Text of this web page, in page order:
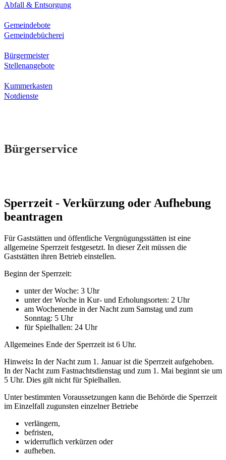
Abfall & Entsorgung
Gemeindebote
Gemeindebücherei
Bürgermeister
Stellenangebote
Kummerkasten
Notdienste
Bürgerservice
Sperrzeit - Verkürzung oder Aufhebung
beantragen
Für Gaststätten und öffentliche Vergnügungsstätten ist eine
allgemeine Sperrzeit festgesetzt. In dieser Zeit müssen die
Gaststätten ihren Betrieb einstellen.
Beginn der Sperrzeit:
unter der Woche: 3 Uhr
unter der Woche in Kur- und Erholungsorten: 2 Uhr
am Wochenende in der Nacht zum Samstag und zum
Sonntag: 5 Uhr
für Spielhallen: 24 Uhr
Allgemeines Ende der Sperrzeit ist 6 Uhr.
Hinweis: In der Nacht zum 1. Januar ist die Sperrzeit aufgehoben.
In der Nacht zum Fastnachtsdienstag und zum 1. Mai beginnt sie um
5 Uhr. Dies gilt nicht für Spielhallen.
Unter bestimmten Voraussetzungen kann die Behörde die Sperrzeit
im Einzelfall zugunsten einzelner Betriebe
verlängern,
befristen,
widerruflich verkürzen oder
aufheben.